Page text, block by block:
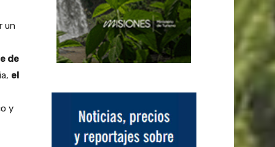
un
de
el
y